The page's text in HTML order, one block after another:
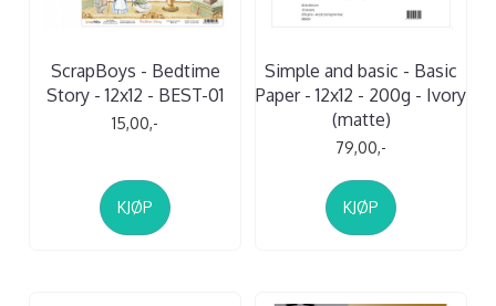
ScrapBoys - Bedtime
Story - 12x12 - BEST-01
15,00,-
KJØP
Simple and basic - Basic
Paper - 12x12 - 200g - Ivory
(matte)
79,00,-
KJØP